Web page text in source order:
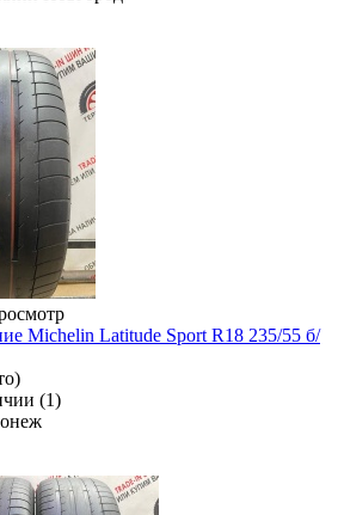
Michelin Latitude Sport R18 235/55 б/
(1)